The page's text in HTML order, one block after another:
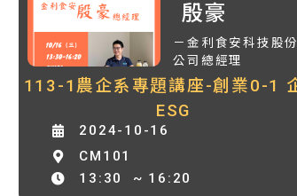
殷豪
－金利食安科技股
公司總經理
113-1農企系專題講座-創業0-1
ESG
2024-10-16
CM101
13:30
~ 16:20